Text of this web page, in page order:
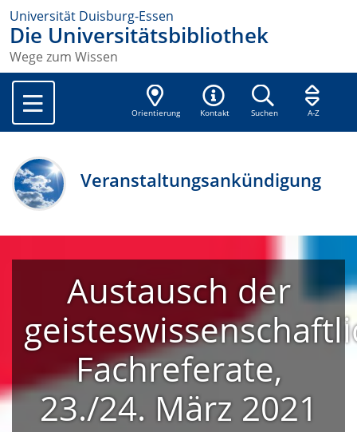
Universität Duisburg-Essen
Die Universitätsbibliothek
Wege zum Wissen
Orientierung Kontakt Suchen A-Z
Veranstaltungsankündigung
Austausch der
Fachreferate,
23./24. März 2021